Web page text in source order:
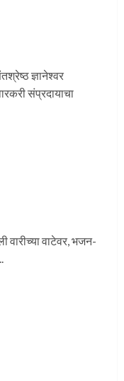
ज्ञानेश्वर
संप्रदायाचा
वारीच्या वाटेवर, भजन-